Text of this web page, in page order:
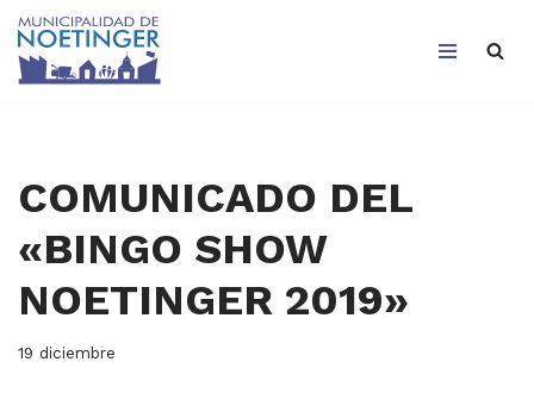
Saltar
COMUNICADO DEL
«BINGO SHOW
NOETINGER 2019»
19 diciembre